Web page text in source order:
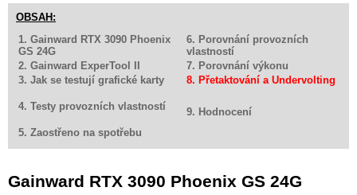
OBSAH:
1. Gainward RTX 3090 Phoenix
GS 24G
6. Porovnání provozních
vlastností
2. Gainward ExperTool II
7. Porovnání výkonu
3. Jak se testují grafické karty
8. Přetaktování a Undervolting
4. Testy provozních vlastností
9. Hodnocení
5. Zaostřeno na spotřebu
Gainward RTX 3090 Phoenix GS 24G